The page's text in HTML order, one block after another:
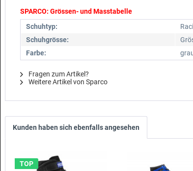
SPARCO: Grössen- und Masstabelle
Schuhtyp:
Schuhgrösse:
Farbe:
Fragen zum Artikel?
Weitere Artikel von Sparco
Kunden haben sich ebenfalls angesehen
TOP